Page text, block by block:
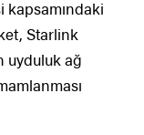
kapsamındaki
Starlink
uyduluk ağ